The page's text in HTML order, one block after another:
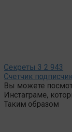
Секреты 3 2 943
Счетчик
Вы можете
Инстаграме,
Таким образом